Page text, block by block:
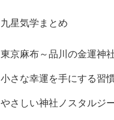
九星気学まとめ
東京麻布～品川の金運神
小さな幸運を手にする習
やさしい神社ノスタルジ